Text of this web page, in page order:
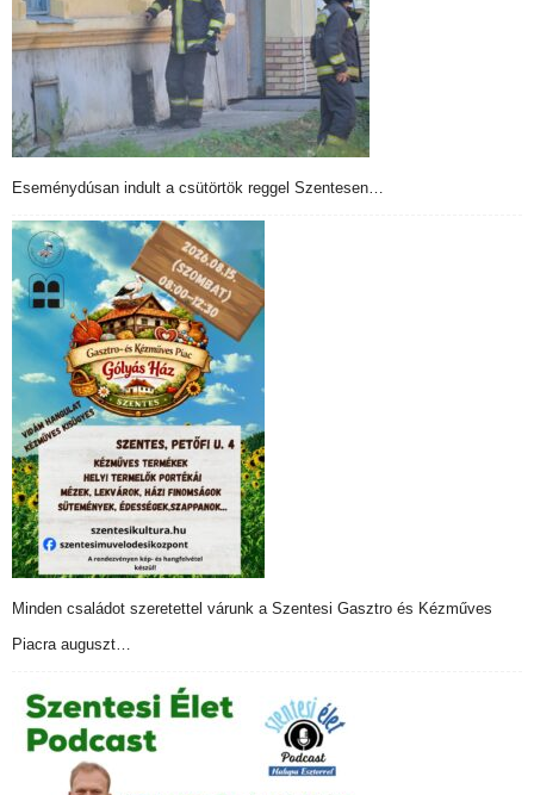
Eseménydúsan indult a csütörtök reggel Szentesen…
Minden családot szeretettel várunk a Szentesi Gasztro és Kézműves
Piacra auguszt…